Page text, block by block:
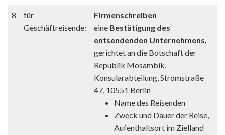
8
für
Geschäftreisende:
Firmenschreiben
eine Bestätigung des
entsendenden Unternehmens,
gerichtet an die Botschaft der
Republik Mosambik,
Konsularabteilung, Stromstraße
47, 10551 Berlin
Name des Reisenden
Zweck und Dauer der Reise,
Aufenthaltsort im Zielland